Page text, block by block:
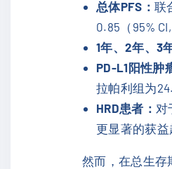
总体PFS： 联
0.85（95%
1年、2年、3
PD-L1阳性肿
拉帕利组为
HRD患者： 对
更显著的获益
然而，在总生存